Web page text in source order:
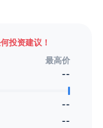
胁情报门户
统，鼓励活
投资建议！
最高价
--
--
--